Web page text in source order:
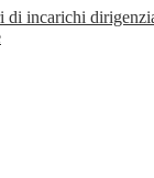
di incarichi